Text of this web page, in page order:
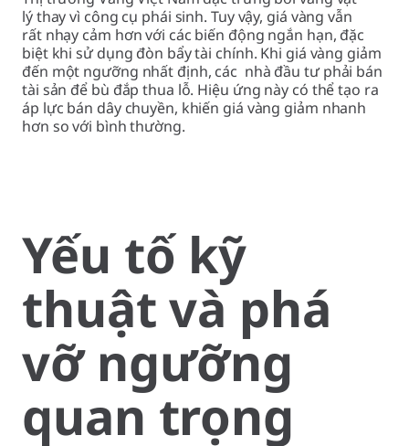
lý thay vì công cụ phái sinh. Tuy vậy, giá vàng vẫn
rất nhạy cảm hơn với các biến động ngắn hạn, đặc
biệt khi sử dụng đòn bẩy tài chính. Khi giá vàng giảm
đến một ngưỡng nhất định, các nhà đầu tư phải bán
tài sản để bù đắp thua lỗ. Hiệu ứng này có thể tạo ra
áp lực bán dây chuyền, khiến giá vàng giảm nhanh
hơn so với bình thường.
Yếu tố kỹ
thuật và phá
vỡ ngưỡng
quan trọng